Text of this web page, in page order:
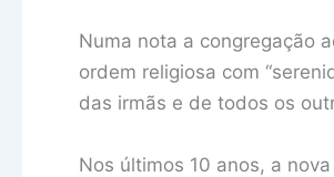
Numa nota a congregação
ordem religiosa com
das irmãs e de todos os
Nos últimos 10 anos, a